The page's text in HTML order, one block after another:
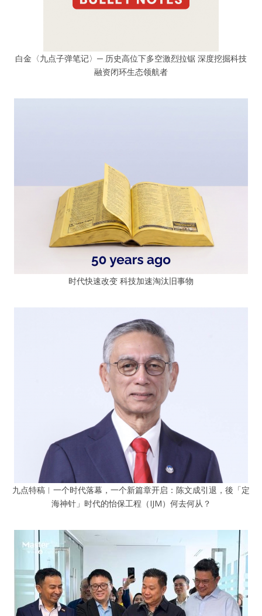
白金〈九点子弹笔记〉─ 历史高位下多空激烈拉锯 深度挖掘科技
融资闭环生态领航者
时代快速改变 科技加速淘汰旧事物
九点特稿︱一个时代落幕，一个新篇章开启：陈文成引退，後「定
海神针」时代的怡保工程（IJM）何去何从？